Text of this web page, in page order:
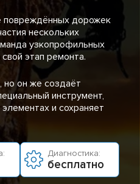
повреждённых дорожек
нескольких
узкопрофильных
этап ремонта.
он же создаёт
инструмент,
и сохраняет
Диагностика:
бесплатно